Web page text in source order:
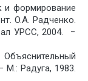
и формирование
O.A. Радченко.
УРСС, 2004. −
М.: Радуга, 1983.